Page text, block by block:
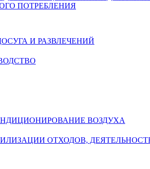
ПОТРЕБЛЕНИЯ
И РАЗВЛЕЧЕНИЙ
ВОЗДУХА
ОТХОДОВ,